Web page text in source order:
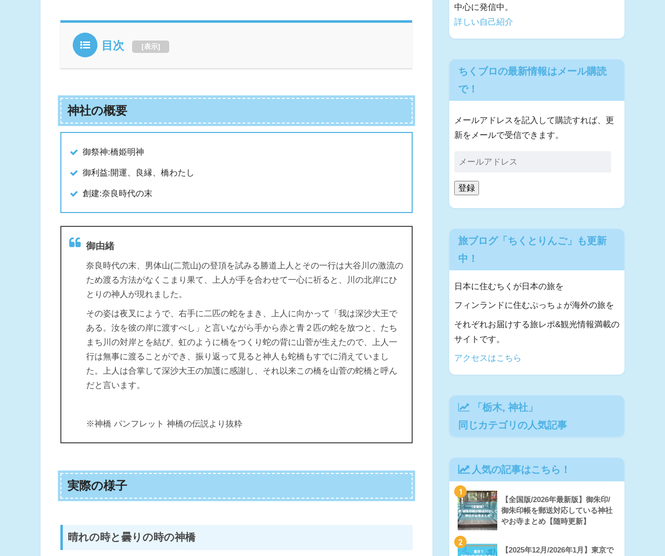
目次 [表示]
神社の概要
御祭神:橋姫明神
御利益:開運、良縁、橋わたし
創建:奈良時代の末
御由緒
奈良時代の末、男体山(二荒山)の登頂を試みる勝道上人とその一行は大谷川の激流の
ため渡る方法がなくこまり果て、上人が手を合わせて一心に祈ると、川の北岸にひ
とりの神人が現れました。
その姿は夜叉にようで、右手に二匹の蛇をまき、上人に向かって「我は深沙大王で
ある。汝を彼の岸に渡すべし」と言いながら手から赤と青２匹の蛇を放つと、たち
まち川の対岸とを結び、虹のように橋をつくり蛇の背に山菅が生えたので、上人一
行は無事に渡ることができ、振り返って見ると神人も蛇橋もすでに消えていまし
た。上人は合掌して深沙大王の加護に感謝し、それ以来この橋を山菅の蛇橋と呼ん
だと言います。
※神橋 パンフレット 神橋の伝説より抜粋
実際の様子
晴れの時と曇りの時の神橋
中心に発信中。
詳しい自己紹介
ちくブロの最新情報はメール購読
で！
メールアドレスを記入して購読すれば、更
新をメールで受信できます。
登録
旅ブログ「ちくとりんご」も更新
中！
日本に住むちくが日本の旅を
フィンランドに住むぷっちょが海外の旅を
それぞれお届けする旅レポ&観光情報満載の
サイトです。
アクセスはこちら
「栃木, 神社 」
同じカテゴリの人気記事
人気の記事はこちら！
1
【全国版/2026年最新版】御朱印/
御朱印帳を郵送対応している神社
やお寺まとめ【随時更新】
2
【2025年12月/2026年1月】東京で